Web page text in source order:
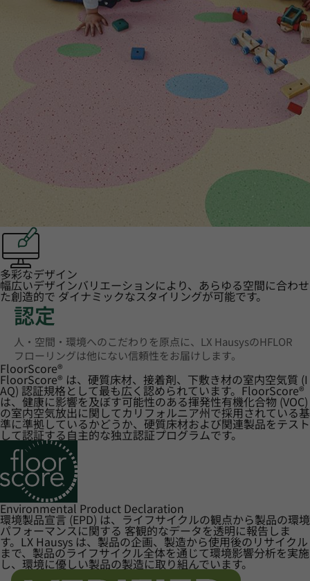
多彩なデザイン
幅広いデザインバリエーションにより、あらゆる空間に合わせ
た創造的で ダイナミックなスタイリングが可能です。
認定
人・空間・環境へのこだわりを原点に、LX HausysのHFLOR
フローリングは他にない信頼性をお届けします。
FloorScore®
FloorScore® は、硬質床材、接着剤、下敷き材の室内空気質 (I
AQ) 認証規格として最も広く認められています。FloorScore®
は、健康に影響を及ぼす可能性のある揮発性有機化合物 (VOC)
の室内空気放出に関してカリフォルニア州で採用されている基
準に準拠しているかどうか、硬質床材および関連製品をテスト
して認証する自主的な独立認証プログラムです。
Environmental Product Declaration
環境製品宣言 (EPD) は、ライフサイクルの観点から製品の環境
パフォーマンスに関する 客観的なデータを透明に報告しま
す。LX Hausys は、製品の企画、製造から使用後のリサイクル
まで、製品のライフサイクル全体を通じて環境影響分析を実施
し、環境に優しい製品の製造に取り組んでいます。